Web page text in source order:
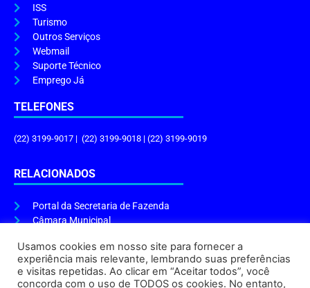
ISS
Turismo
Outros Serviços
Webmail
Suporte Técnico
Emprego Já
TELEFONES
(22) 3199-9017 | (22) 3199-9018 | (22) 3199-9019
RELACIONADOS
Portal da Secretaria de Fazenda
Câmara Municipal
ENDEREÇO E HORÁRIO
Usamos cookies em nosso site para fornecer a
experiência mais relevante, lembrando suas preferências
e visitas repetidas. Ao clicar em “Aceitar todos”, você
concorda com o uso de TODOS os cookies. No entanto,